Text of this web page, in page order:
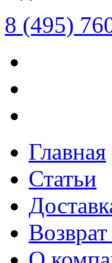
8 (495)
Главная
Статьи